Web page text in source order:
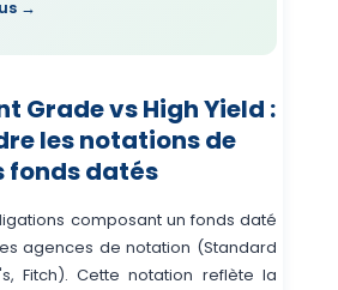
→
Grade vs High Yield :
les notations de
fonds datés
composant un fonds daté
agences de notation (Standard
Fitch). Cette notation reflète la